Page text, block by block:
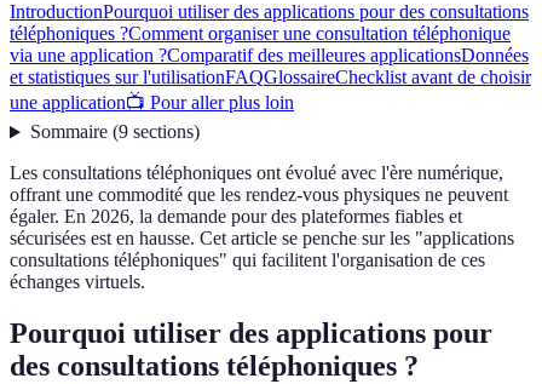
IntroductionPourquoi utiliser des applications pour des consultations
téléphoniques ?Comment organiser une consultation téléphonique
via une application ?Comparatif des meilleures applicationsDonnées
et statistiques sur l'utilisationFAQGlossaireChecklist avant de choisir
une application📺 Pour aller plus loin
Sommaire(9 sections)
Les consultations téléphoniques ont évolué avec l'ère numérique,
offrant une commodité que les rendez-vous physiques ne peuvent
égaler. En 2026, la demande pour des plateformes fiables et
sécurisées est en hausse. Cet article se penche sur les "applications
consultations téléphoniques" qui facilitent l'organisation de ces
échanges virtuels.
Pourquoi utiliser des applications pour
des consultations téléphoniques ?